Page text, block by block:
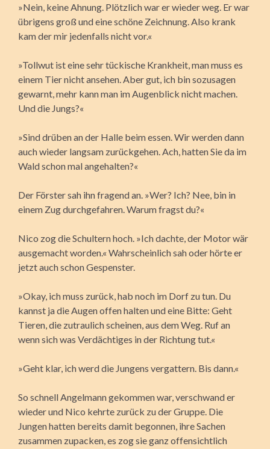
»Nein, keine Ahnung. Plötzlich war er wieder weg. Er war
übrigens groß und eine schöne Zeichnung. Also krank
kam der mir jedenfalls nicht vor.«
»Tollwut ist eine sehr tückische Krankheit, man muss es
einem Tier nicht ansehen. Aber gut, ich bin sozusagen
gewarnt, mehr kann man im Augenblick nicht machen.
Und die Jungs?«
»Sind drüben an der Halle beim essen. Wir werden dann
auch wieder langsam zurückgehen. Ach, hatten Sie da im
Wald schon mal angehalten?«
Der Förster sah ihn fragend an. »Wer? Ich? Nee, bin in
einem Zug durchgefahren. Warum fragst du?«
Nico zog die Schultern hoch. »Ich dachte, der Motor wär
ausgemacht worden.« Wahrscheinlich sah oder hörte er
jetzt auch schon Gespenster.
»Okay, ich muss zurück, hab noch im Dorf zu tun. Du
kannst ja die Augen offen halten und eine Bitte: Geht
Tieren, die zutraulich scheinen, aus dem Weg. Ruf an
wenn sich was Verdächtiges in der Richtung tut.«
»Geht klar, ich werd die Jungens vergattern. Bis dann.«
So schnell Angelmann gekommen war, verschwand er
wieder und Nico kehrte zurück zu der Gruppe. Die
Jungen hatten bereits damit begonnen, ihre Sachen
zusammen zupacken, es zog sie ganz offensichtlich